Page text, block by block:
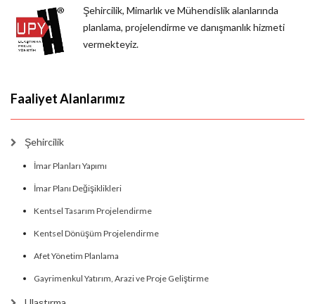
Şehircilik, Mimarlık ve Mühendislik alanlarında
planlama, projelendirme ve danışmanlık hizmeti
vermekteyiz.
Faaliyet Alanlarımız
Şehircilik
İmar Planları Yapımı
İmar Planı Değişiklikleri
Kentsel Tasarım Projelendirme
Kentsel Dönüşüm Projelendirme
Afet Yönetim Planlama
Gayrimenkul Yatırım, Arazi ve Proje Geliştirme